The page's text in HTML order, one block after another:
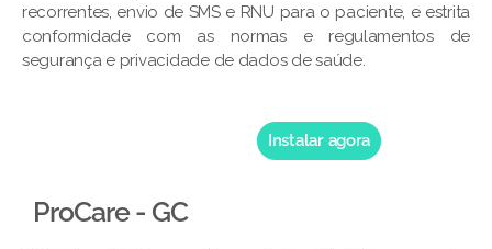
recorrentes, envio de SMS e RNU para o paciente, e estrita
conformidade com as normas e regulamentos de
segurança e privacidade de dados de saúde.
Instalar agora
ProCare - GC